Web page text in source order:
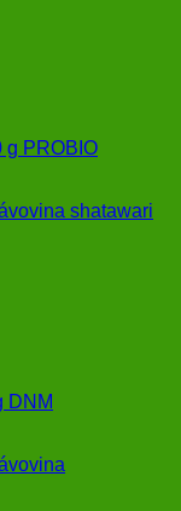
g PROBIO
DNM